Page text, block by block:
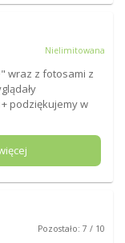
Nielimitowana
wraz z fotosami z
podziękujemy w
Pozostało: 7 / 10